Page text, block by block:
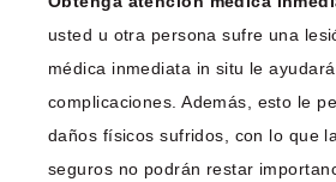
usted u otra persona sufre una
médica inmediata in situ le
complicaciones. Además, esto le
daños físicos sufridos, con lo que
seguros no podrán restar